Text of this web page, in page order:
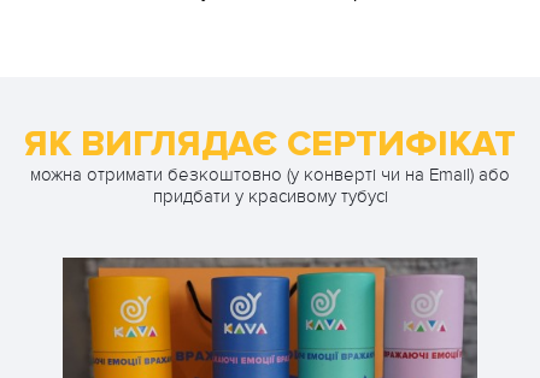
ЯК ВИГЛЯДАЄ СЕРТИФІКАТ
можна отримати безкоштовно (у конверті чи на Email) або
придбати у красивому тубусі